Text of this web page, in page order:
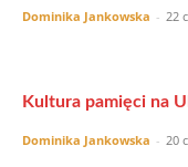
Dominika Jankowska - 22
Kultura pamięci na
Dominika Jankowska - 20